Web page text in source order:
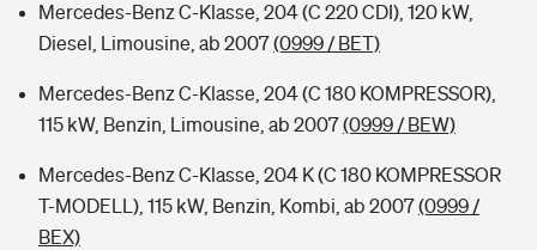
Mercedes-Benz C-Klasse, 204 (C 220 CDI), 120 kW,
Diesel, Limousine, ab 2007(0999 / BET)
Mercedes-Benz C-Klasse, 204 (C 180 KOMPRESSOR),
115 kW, Benzin, Limousine, ab 2007(0999 / BEW)
Mercedes-Benz C-Klasse, 204 K (C 180 KOMPRESSOR
T-MODELL), 115 kW, Benzin, Kombi, ab 2007(0999 /
BEX)